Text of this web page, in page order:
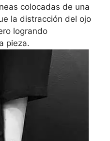
colocadas de una
la distracción del ojo
logrando
pieza.